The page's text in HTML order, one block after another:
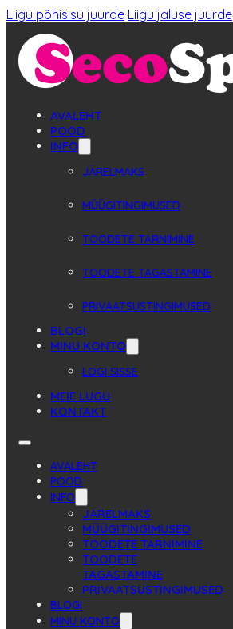
Liigu põhisisu juurde Liigu jaluse juurde
AVALEHT
POOD
INFO
JÄRELMAKS
MÜÜGITINGIMUSED
TOODETE TARNIMINE
TOODETE TAGASTAMINE
PRIVAATSUSTINGIMUSED
BLOGI
MINU KONTO
LOGI SISSE
MEIE LUGU
KONTAKT
AVALEHT
POOD
INFO
JÄRELMAKS
MÜÜGITINGIMUSED
TOODETE TARNIMINE
TOODETE
TAGASTAMINE
PRIVAATSUSTINGIMUSED
BLOGI
MINU KONTO